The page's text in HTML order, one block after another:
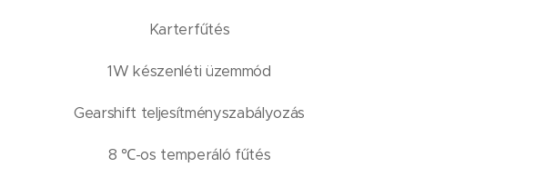
Karterfűtés
1W készenléti üzemmód
Gearshift teljesítményszabályozás
8 ℃-os temperáló fűtés